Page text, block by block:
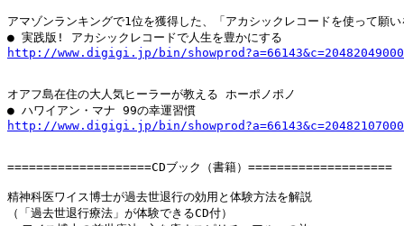
アマゾンランキングで1位を獲得した、「アカシックレコードを使って
http://www.digigi.jp/bin/
オアフ島在住の大人気ヒーラーが教える ホーポノポノ
http://www.digigi.jp/bin/
====================CDブック（書籍）====================
精神科医ワイス博士が過去世退行の効用と体験方法を解説
（「過去世退行療法」が体験できるCD付）